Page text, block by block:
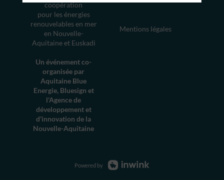
coopération
pour les énergies
renouvelables en mer
en Nouvelle-
Aquitaine et Euskadi
Un événement co-
organisée par
Aquitaine Blue
Energie, Bluesign et
l'Agence de
développement et
d'innovation de la
Nouvelle-Aquitaine
Mentions légales
Powered by